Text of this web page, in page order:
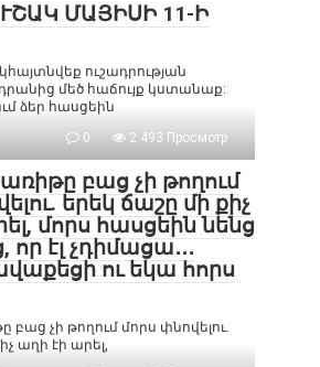
ՄԱՅԻՍԻ 11-Ի
կհայտնվեք ուշադրության
մեծ հաճույք կստանաք:
ձեր հասցեին
0 2 493 Просмотр
բաց չի թողում
երեկ ճաշը մի քիչ
մորս հասցեին նենց
էլ չդիմացա․․․
ու եկա հորս
բաց չի թողում մորս փնովելու.
աղի էի արել,